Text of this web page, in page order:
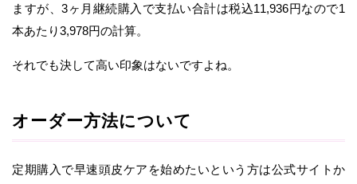
ますが、3ヶ月継続購入で支払い合計は税込11,936円なので1
本あたり3,978円の計算。
それでも決して高い印象はないですよね。
オーダー方法について
定期購入で早速頭皮ケアを始めたいという方は公式サイトか